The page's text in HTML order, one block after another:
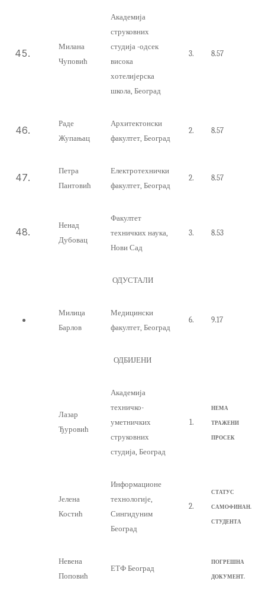
Милана
Чуповић
Академија
струковних
студија -одсек
висока
хотелијерска
школа, Београд
3. 8.57
Раде
Жупањац
Архитектонски
факултет, Београд
2. 8.57
Петра
Пантовић
Електротехнички
факултет Београд
2. 8.57
Ненад
Дубовац
Факултет
техничких наука,
Нови Сад
3. 8.53
ОДУСТАЛИ
Милица
Барлов
Медицински
факултет, Београд
6. 9.17
ОДБИЈЕНИ
Лазар
Ђуровић
Академија
техничко-
уметничких
струковних
студија, Београд
1.
НЕМА
ТРАЖЕНИ
ПРОСЕК
Јелена
Костић
Информационе
технологије,
Сингидуним
Београд
2.
СТАТУС
САМОФИНАН.
СТУДЕНТА
Невена
Поповић
ЕТФ Београд
ПОГРЕШНА
ДОКУМЕНТ.